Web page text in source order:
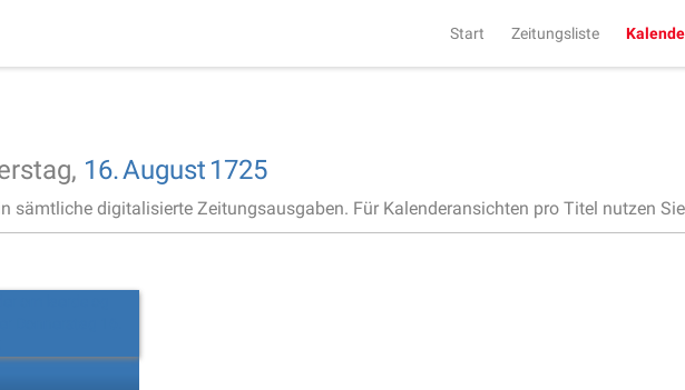
Start Zeitungsliste
16.August 1725
sämtliche digitalisierte Zeitungsausgaben. Für Kalenderansichten pro Titel nutzen